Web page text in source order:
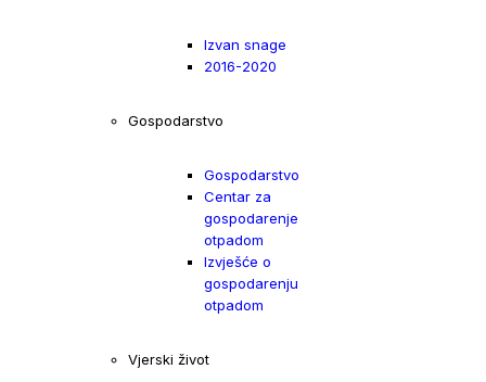
Izvan snage
2016-2020
Gospodarstvo
Gospodarstvo
Centar za
gospodarenje
otpadom
Izvješće o
gospodarenju
otpadom
Vjerski život